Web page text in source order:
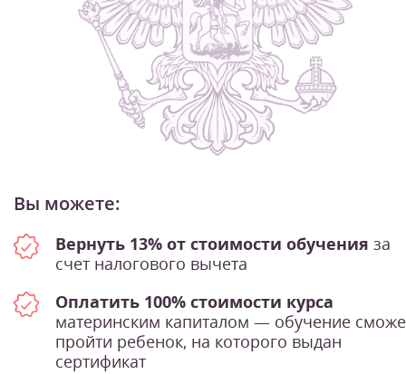
Вы можете:
Вернуть 13% от стоимости обучения за
счет налогового вычета
Оплатить 100% стоимости курса
материнским капиталом — обучение
пройти ребенок, на которого выдан
сертификат